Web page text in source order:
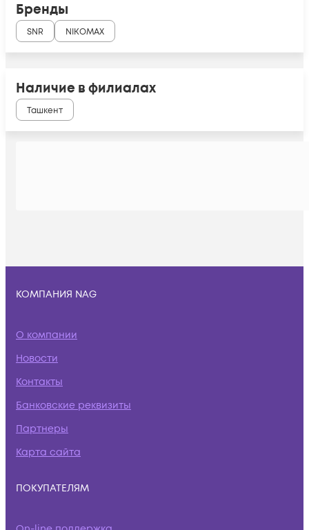
Бренды
SNR NIKOMAX
Наличие в филиалах
Ташкент
КОМПАНИЯ NAG
О компании
Новости
Контакты
Банковские реквизиты
Партнеры
Карта сайта
ПОКУПАТЕЛЯМ